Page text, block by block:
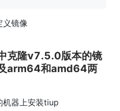
义镜像
克隆v7.5.0版本的镜
arm64和amd64两
机器上安装tiup